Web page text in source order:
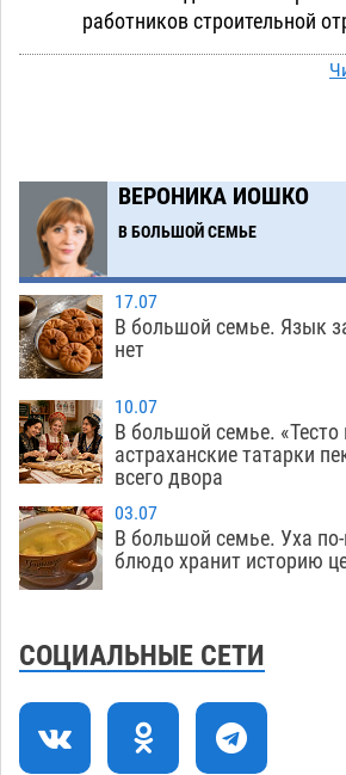
работников строительной
На Всероссийской
09:00 Вчера в Астрахани утонул
21:00
Астрахань встретит
освежающим ветром
20:25
Тысячи астраханцев
под тишину отключенных
19:44
Астраханская полиция
столкновения мопеда и
18:54
Астраханский суд оценит
на встречку для лихача из
Астрахань осталась без
из-за исчезнувших капиталов
16:58
Астраханский рынок труда
дороже инженеров
ВЕРОНИКА ИОШКО
В БОЛЬШОЙ СЕМЬЕ
17.07
В большой семье. Язык
нет
10.07
В большой семье. «Тесто
астраханские татарки
всего двора
03.07
В большой семье. Уха
блюдо хранит историю
СОЦИАЛЬНЫЕ СЕТИ